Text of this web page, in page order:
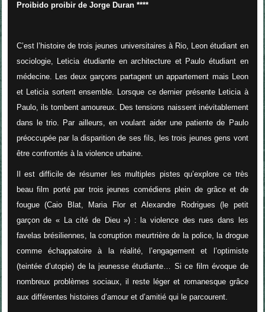
Proibido proibir de Jorge Duran ****
C’est l’histoire de trois jeunes universitaires à Rio, Leon étudiant en
sociologie, Leticia étudiante en architecture et Paulo étudiant en
médecine. Les deux garçons partagent un appartement mais Leon
et Leticia sortent ensemble. Lorsque ce dernier présente Leticia à
Paulo, ils tombent amoureux. Des tensions naissent inévitablement
dans le trio. Par ailleurs, en voulant aider une patiente de Paulo
préoccupée par la disparition de ses fils, les trois jeunes gens vont
être confrontés à la violence urbaine.
Il est difficile de résumer les multiples pistes qu’explore ce très
beau film porté par trois jeunes comédiens plein de grâce et de
fougue (Caio Blat, Maria Flor et Alexandre Rodrigues (le petit
garçon de « La cité de Dieu ») : la violence des rues dans les
favelas brésiliennes, la corruption meurtrière de la police, la drogue
comme échappatoire à la réalité, l’engagement et l’optimiste
(teintée d’utopie) de la jeunesse étudiante… Si ce film évoque de
nombreux problèmes sociaux, il reste léger et romanesque grâce
aux différentes histoires d’amour et d’amitié qui le parcourent.